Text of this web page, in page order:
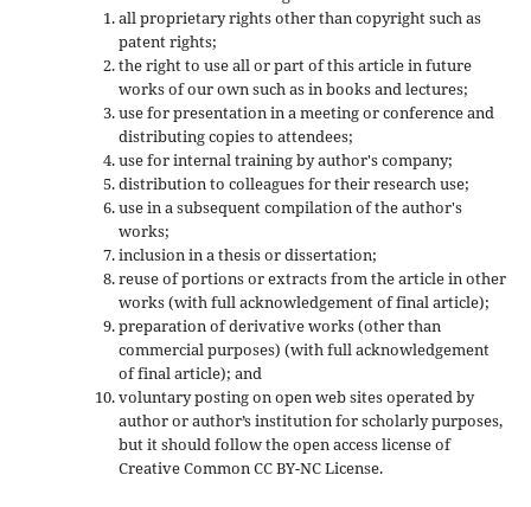
all proprietary rights other than copyright such as
patent rights;
the right to use all or part of this article in future
works of our own such as in books and lectures;
use for presentation in a meeting or conference and
distributing copies to attendees;
use for internal training by author's company;
distribution to colleagues for their research use;
use in a subsequent compilation of the author's
works;
inclusion in a thesis or dissertation;
reuse of portions or extracts from the article in other
works (with full acknowledgement of final article);
preparation of derivative works (other than
commercial purposes) (with full acknowledgement
of final article); and
voluntary posting on open web sites operated by
author or author’s institution for scholarly purposes,
but it should follow the open access license of
Creative Common CC BY-NC License.